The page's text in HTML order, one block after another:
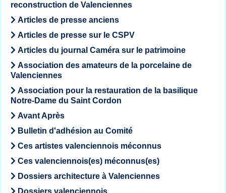
reconstruction de Valenciennes
Articles de presse anciens
Articles de presse sur le CSPV
Articles du journal Caméra sur le patrimoine
Association des amateurs de la porcelaine de
Valenciennes
Association pour la restauration de la basilique
Notre-Dame du Saint Cordon
Avant Après
Bulletin d'adhésion au Comité
Ces artistes valenciennois méconnus
Ces valenciennois(es) méconnus(es)
Dossiers architecture à Valenciennes
Dossiers valenciennois